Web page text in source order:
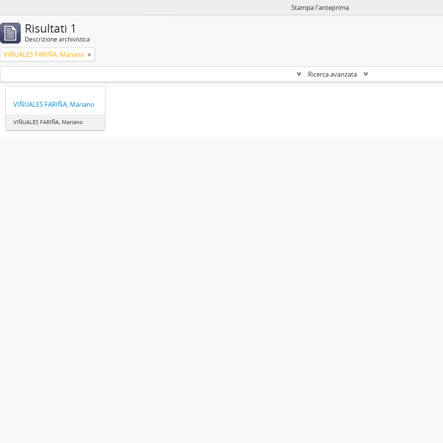
Stampa l'anteprima
Risultati 1
Descrizione archivistica
VIÑUALES FARIÑA, Mariano
Ricerca avanzata
VIÑUALES FARIÑA, Mariano
VIÑUALES FARIÑA, Mariano